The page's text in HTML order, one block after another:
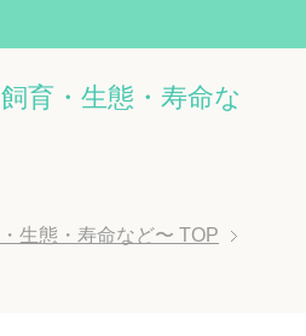
育・生態・寿命な
生態・寿命など〜 TOP